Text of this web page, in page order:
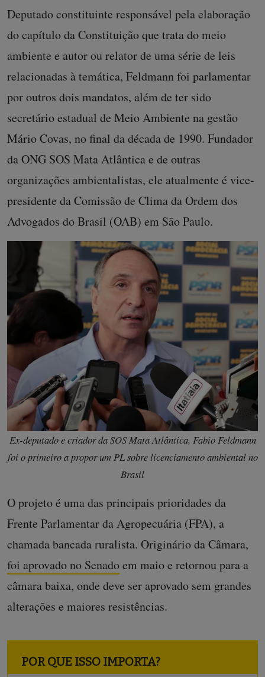
Deputado constituinte responsável pela elaboração
do capítulo da Constituição que trata do meio
ambiente e autor ou relator de uma série de leis
relacionadas à temática, Feldmann foi parlamentar
por outros dois mandatos, além de ter sido
secretário estadual de Meio Ambiente na gestão
Mário Covas, no final da década de 1990. Fundador
da ONG SOS Mata Atlântica e de outras
organizações ambientalistas, ele atualmente é vice-
presidente da Comissão de Clima da Ordem dos
Advogados do Brasil (OAB) em São Paulo.
Ex-deputado e criador da SOS Mata Atlântica, Fabio Feldmann
foi o primeiro a propor um PL sobre licenciamento ambiental no
Brasil
O projeto é uma das principais prioridades da
Frente Parlamentar da Agropecuária (FPA), a
chamada bancada ruralista. Originário da Câmara,
foi aprovado no Senadoem maio e retornou para a
câmara baixa, onde deve ser aprovado sem grandes
alterações e maiores resistências.
POR QUE ISSO IMPORTA?